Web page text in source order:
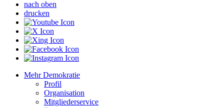
nach oben
drucken
Mehr Demokratie
Profil
Organisation
Mitgliederservice